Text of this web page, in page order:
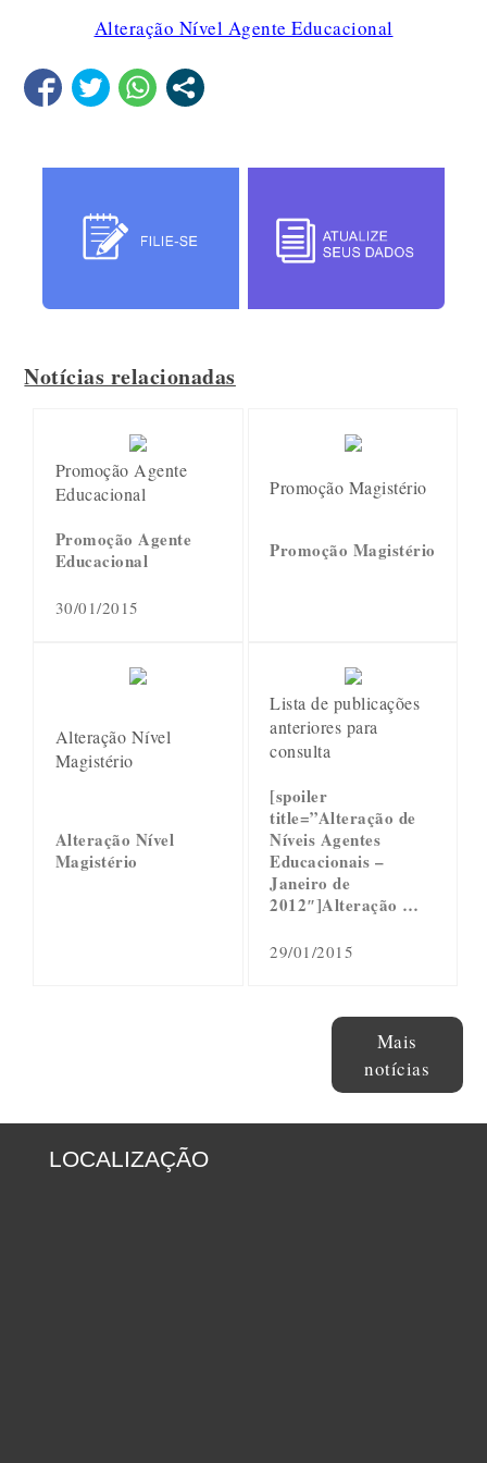
Alteração Nível Agente Educacional
Notícias relacionadas
Promoção Agente
Educacional
Promoção Agente
Educacional
30/01/2015
Promoção Magistério
Promoção Magistério
Alteração Nível
Magistério
Alteração Nível
Magistério
Lista de publicações
anteriores para
consulta
[spoiler
title=”Alteração de
Níveis Agentes
Educacionais –
Janeiro de
2012″]Alteração …
29/01/2015
Mais
notícias
LOCALIZAÇÃO